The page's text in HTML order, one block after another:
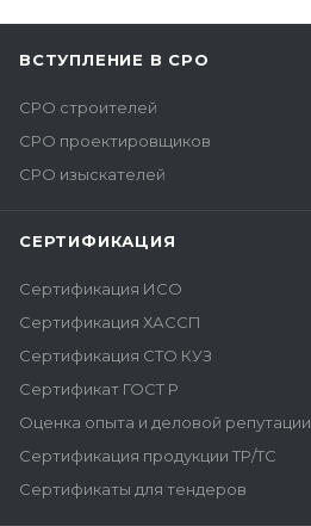
ВСТУПЛЕНИЕ В СРО
СРО строителей
СРО проектировщиков
СРО изыскателей
СЕРТИФИКАЦИЯ
Сертификация ИСО
Сертификация ХАССП
Сертификация СТО КУЗ
Сертификат ГОСТ Р
Оценка опыта и деловой репутации
Сертификация продукции ТР/ТС
Сертификаты для тендеров